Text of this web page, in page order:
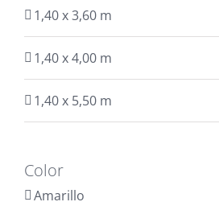
1,40 x 3,60 m
1,40 x 4,00 m
1,40 x 5,50 m
Color
Amarillo